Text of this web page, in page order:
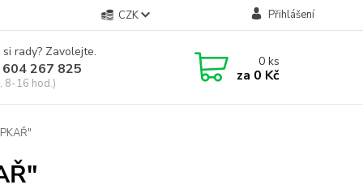
CZK Přihlášení
rady? Zavolejte.
267 825
8-16 hod.)
0ks
za 0 Kč